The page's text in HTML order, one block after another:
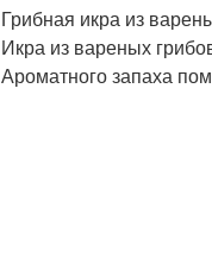
Грибная икра из
Икра из вареных
Ароматного запаха